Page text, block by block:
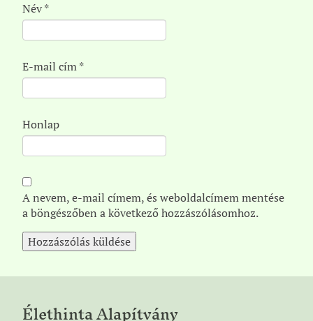
Név*
E-mail cím*
Honlap
A nevem, e-mail címem, és weboldalcímem mentése
a böngészőben a következő hozzászólásomhoz.
Élethinta Alapítvány